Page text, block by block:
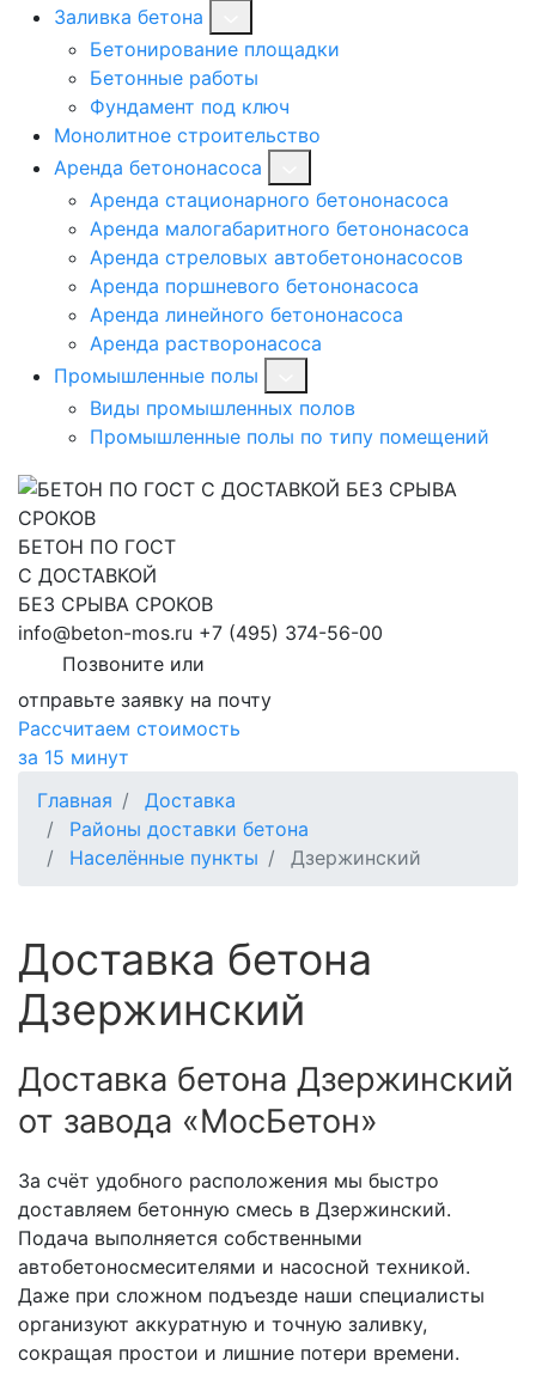
Заливка бетона
Бетонирование площадки
Бетонные работы
Фундамент под ключ
Монолитное строительство
Аренда бетононасоса
Аренда стационарного бетононасоса
Аренда малогабаритного бетононасоса
Аренда стреловых автобетононасосов
Аренда поршневого бетононасоса
Аренда линейного бетононасоса
Аренда растворонасоса
Промышленные полы
Виды промышленных полов
Промышленные полы по типу помещений
БЕТОН ПО ГОСТ
С ДОСТАВКОЙ
БЕЗ СРЫВА СРОКОВ
info@beton-mos.ru +7 (495) 374-56-00
Позвоните или
отправьте заявку на почту
Рассчитаем стоимость
за 15 минут
Главная
Доставка
Районы доставки бетона
Населённые пункты
Дзержинский
Доставка бетона
Дзержинский
Доставка бетона Дзержинский
от завода «МосБетон»
За счёт удобного расположения мы быстро
доставляем бетонную смесь в Дзержинский.
Подача выполняется собственными
автобетоносмесителями и насосной техникой.
Даже при сложном подъезде наши специалисты
организуют аккуратную и точную заливку,
сокращая простои и лишние потери времени.